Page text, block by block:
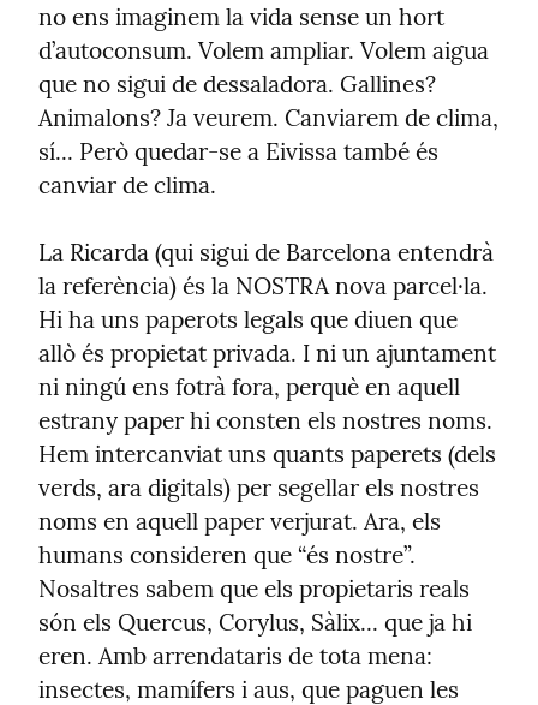
no ens imaginem la vida sense un hort
d’autoconsum. Volem ampliar. Volem aigua
que no sigui de dessaladora. Gallines?
Animalons? Ja veurem. Canviarem de clima,
sí... Però quedar-se a Eivissa també és
canviar de clima.
La Ricarda (qui sigui de Barcelona entendrà
la referència) és la NOSTRA nova parcel·la.
Hi ha uns paperots legals que diuen que
allò és propietat privada. I ni un ajuntament
ni ningú ens fotrà fora, perquè en aquell
estrany paper hi consten els nostres noms.
Hem intercanviat uns quants paperets (dels
verds, ara digitals) per segellar els nostres
noms en aquell paper verjurat. Ara, els
humans consideren que “és nostre”.
Nosaltres sabem que els propietaris reals
són els Quercus, Corylus, Sàlix... que ja hi
eren. Amb arrendataris de tota mena:
insectes, mamífers i aus, que paguen les